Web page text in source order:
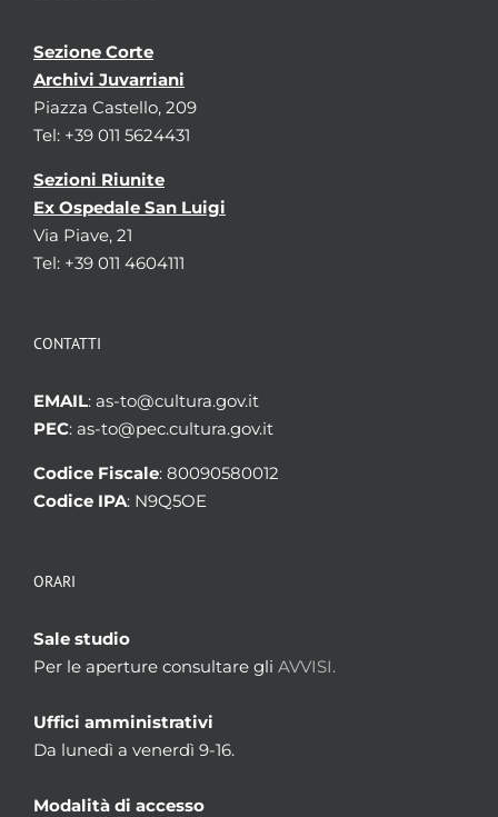
Sezione Corte
Archivi Juvarriani
Piazza Castello, 209
Tel: +39 011 5624431
Sezioni Riunite
Ex Ospedale San Luigi
Via Piave, 21
Tel: +39 011 4604111
CONTATTI
EMAIL: as-to@cultura.gov.it
PEC: as-to@pec.cultura.gov.it
Codice Fiscale: 80090580012
Codice IPA: N9Q5OE
ORARI
Sale studio
Per le aperture consultare gli AVVISI.
Uffici amministrativi
Da lunedì a venerdì 9-16.
Modalità di accesso